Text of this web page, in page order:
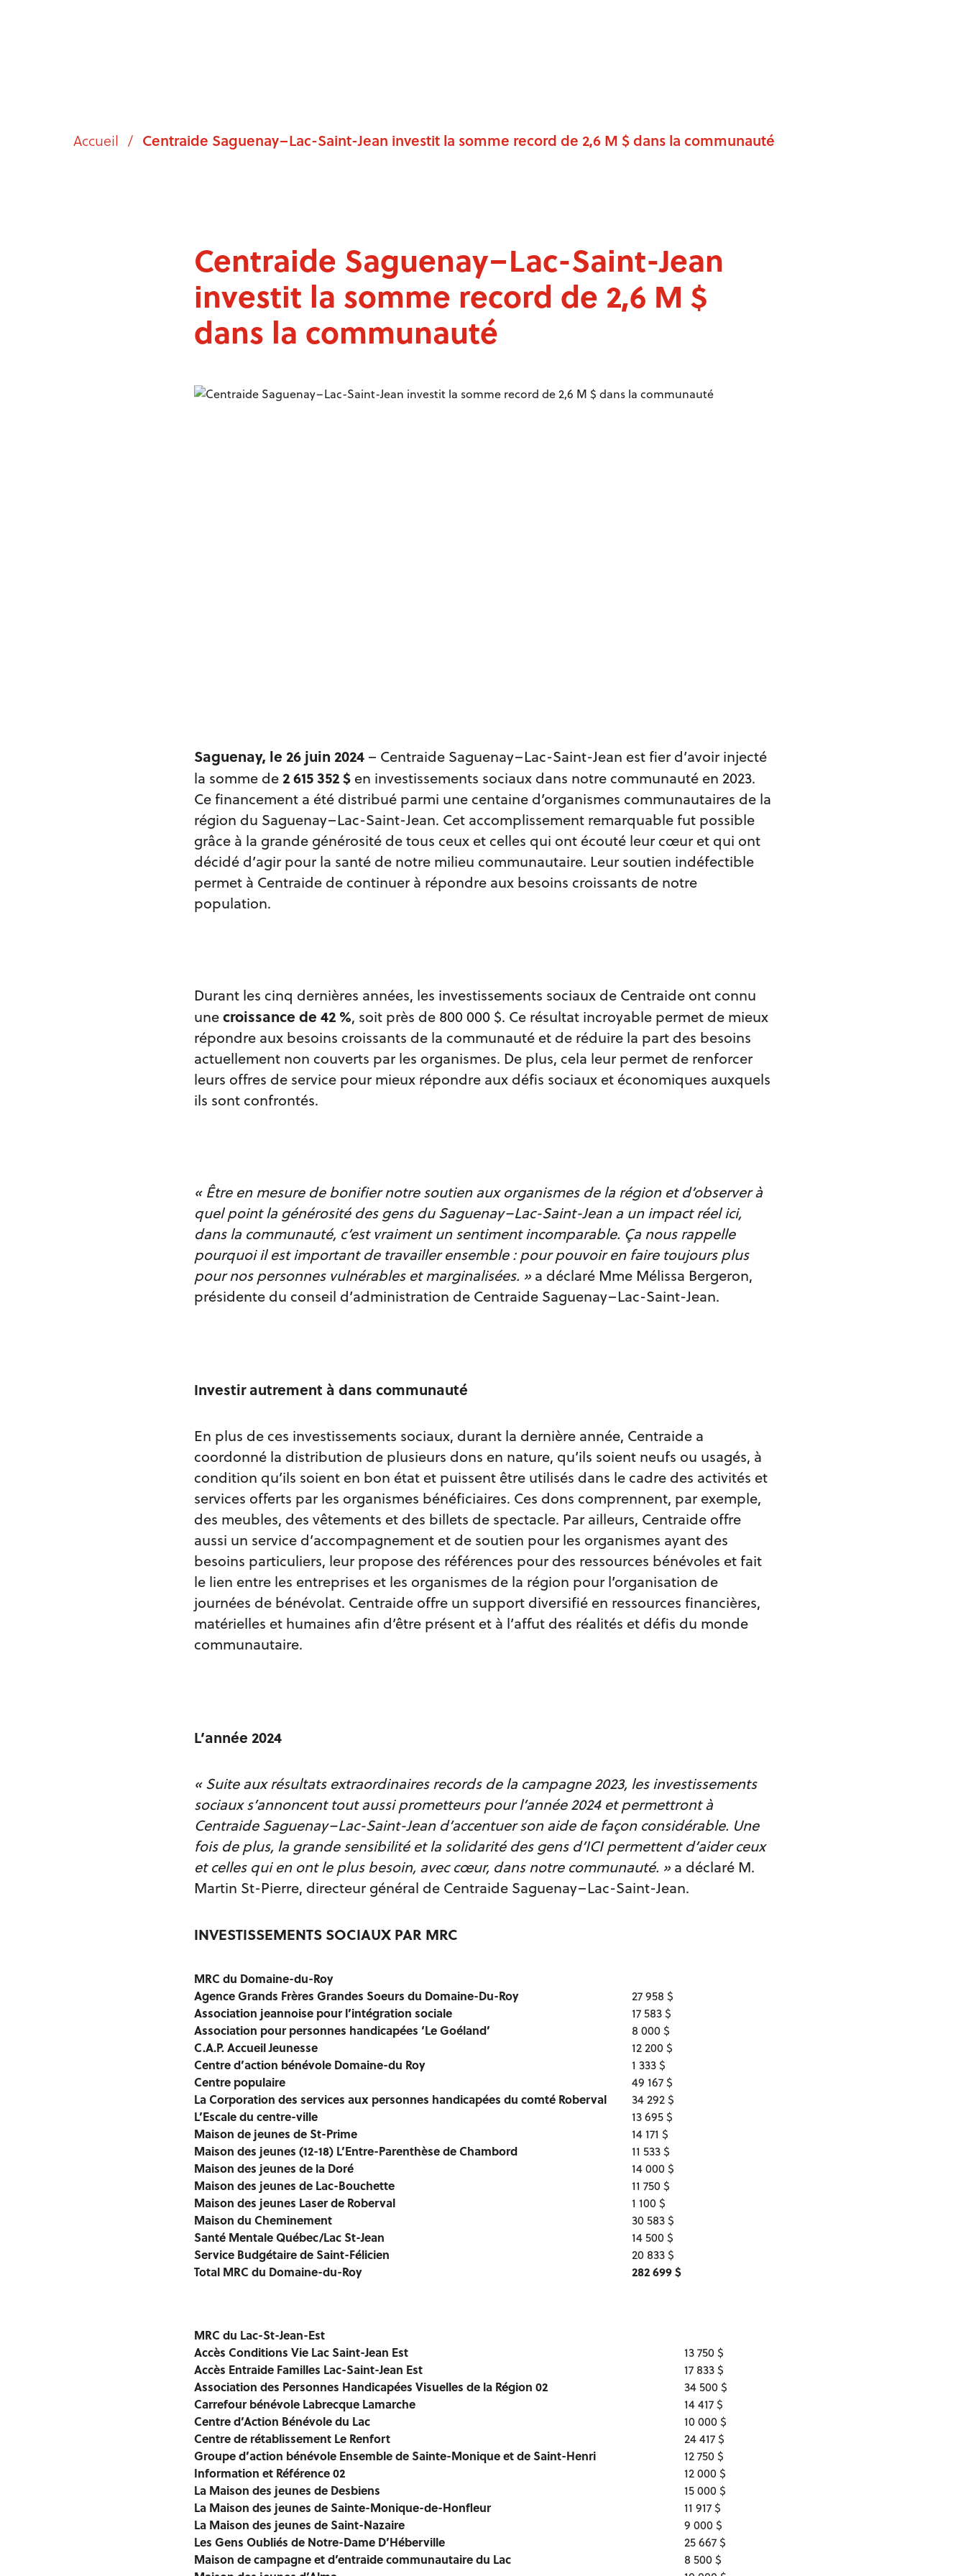
Accueil / Centraide Saguenay–Lac-Saint-Jean investit la somme record de 2,6 M $ dans la communauté
Centraide Saguenay–Lac-Saint-Jean
investit la somme record de 2,6 M $
dans la communauté
Saguenay, le 26 juin 2024– Centraide Saguenay–Lac-Saint-Jean est fier d’avoir injecté
la somme de 2 615 352 $en investissements sociaux dans notre communauté en 2023.
Ce financement a été distribué parmi une centaine d’organismes communautaires de la
région du Saguenay–Lac-Saint-Jean. Cet accomplissement remarquable fut possible
grâce à la grande générosité de tous ceux et celles qui ont écouté leur cœur et qui ont
décidé d’agir pour la santé de notre milieu communautaire. Leur soutien indéfectible
permet à Centraide de continuer à répondre aux besoins croissants de notre
population.
Durant les cinq dernières années, les investissements sociaux de Centraide ont connu
unecroissance de 42 %, soit près de 800 000 $. Ce résultat incroyable permet de mieux
répondre aux besoins croissants de la communauté et de réduire la part des besoins
actuellement non couverts par les organismes. De plus, cela leur permet de renforcer
leurs offres de service pour mieux répondre aux défis sociaux et économiques auxquels
ils sont confrontés.
« Être en mesure de bonifier notre soutien aux organismes de la région et d’observer à
quel point la générosité des gens du Saguenay–Lac-Saint-Jean a un impact réel ici,
dans la communauté, c’est vraiment un sentiment incomparable. Ça nous rappelle
pourquoi il est important de travailler ensemble : pour pouvoir en faire toujours plus
pour nos personnes vulnérables et marginalisées. »a déclaré Mme Mélissa Bergeron,
présidente du conseil d’administration de Centraide Saguenay–Lac-Saint-Jean.
Investir autrement à dans communauté
En plus de ces investissements sociaux, durant la dernière année, Centraide a
coordonné la distribution de plusieurs dons en nature, qu’ils soient neufs ou usagés, à
condition qu’ils soient en bon état et puissent être utilisés dans le cadre des activités et
services offerts par les organismes bénéficiaires. Ces dons comprennent, par exemple,
des meubles, des vêtements et des billets de spectacle. Par ailleurs, Centraide offre
aussi un service d’accompagnement et de soutien pour les organismes ayant des
besoins particuliers, leur propose des références pour des ressources bénévoles et fait
le lien entre les entreprises et les organismes de la région pour l’organisation de
journées de bénévolat. Centraide offre un support diversifié en ressources financières,
matérielles et humaines afin d’être présent et à l’affut des réalités et défis du monde
communautaire.
L’année 2024
« Suite aux résultats extraordinaires records de la campagne 2023, les investissements
sociaux s’annoncent tout aussi prometteurs pour l’année 2024 et permettront à
Centraide Saguenay–Lac-Saint-Jean d’accentuer son aide de façon considérable. Une
fois de plus, la grande sensibilité et la solidarité des gens d’ICI permettent d’aider ceux
et celles qui en ont le plus besoin, avec cœur, dans notre communauté. »a déclaré M.
Martin St-Pierre, directeur général de Centraide Saguenay–Lac-Saint-Jean.
INVESTISSEMENTS SOCIAUX PAR MRC
MRC du Domaine-du-Roy
Agence Grands Frères Grandes Soeurs du Domaine-Du-Roy
27 958 $
Association jeannoise pour l’intégration sociale 17 583 $
Association pour personnes handicapées ‘Le Goéland’ 8 000 $
C.A.P. Accueil Jeunesse 12 200 $
Centre d’action bénévole Domaine-du Roy 1 333 $
Centre populaire 49 167 $
La Corporation des services aux personnes handicapées du comté Roberval 34 292 $
L’Escale du centre-ville 13 695 $
Maison de jeunes de St-Prime 14 171 $
Maison des jeunes (12-18) L’Entre-Parenthèse de Chambord 11 533 $
Maison des jeunes de la Doré 14 000 $
Maison des jeunes de Lac-Bouchette 11 750 $
Maison des jeunes Laser de Roberval 1 100 $
Maison du Cheminement 30 583 $
Santé Mentale Québec/Lac St-Jean 14 500 $
Service Budgétaire de Saint-Félicien 20 833 $
Total MRC du Domaine-du-Roy 282 699 $
MRC du Lac-St-Jean-Est
Accès Conditions Vie Lac Saint-Jean Est
13 750 $
Accès Entraide Familles Lac-Saint-Jean Est 17 833 $
Association des Personnes Handicapées Visuelles de la Région 02 34 500 $
Carrefour bénévole Labrecque Lamarche 14 417 $
Centre d’Action Bénévole du Lac 10 000 $
Centre de rétablissement Le Renfort 24 417 $
Groupe d’action bénévole Ensemble de Sainte-Monique et de Saint-Henri 12 750 $
Information et Référence 02 12 000 $
La Maison des jeunes de Desbiens 15 000 $
La Maison des jeunes de Sainte-Monique-de-Honfleur 11 917 $
La Maison des jeunes de Saint-Nazaire 9 000 $
Les Gens Oubliés de Notre-Dame D’Héberville 25 667 $
Maison de campagne et d’entraide communautaire du Lac 8 500 $